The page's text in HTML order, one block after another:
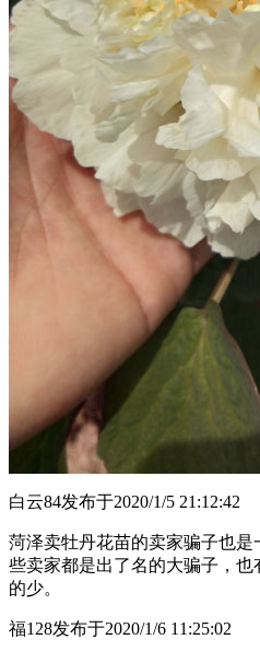
白云84发布于2020/1/5 21:12:42
菏泽卖牡丹花苗的卖家骗子也
些卖家都是出了名的大骗子，
的少。
福128发布于2020/1/6 11:25:02